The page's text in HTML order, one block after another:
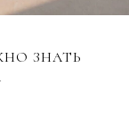
ЗНАТЬ